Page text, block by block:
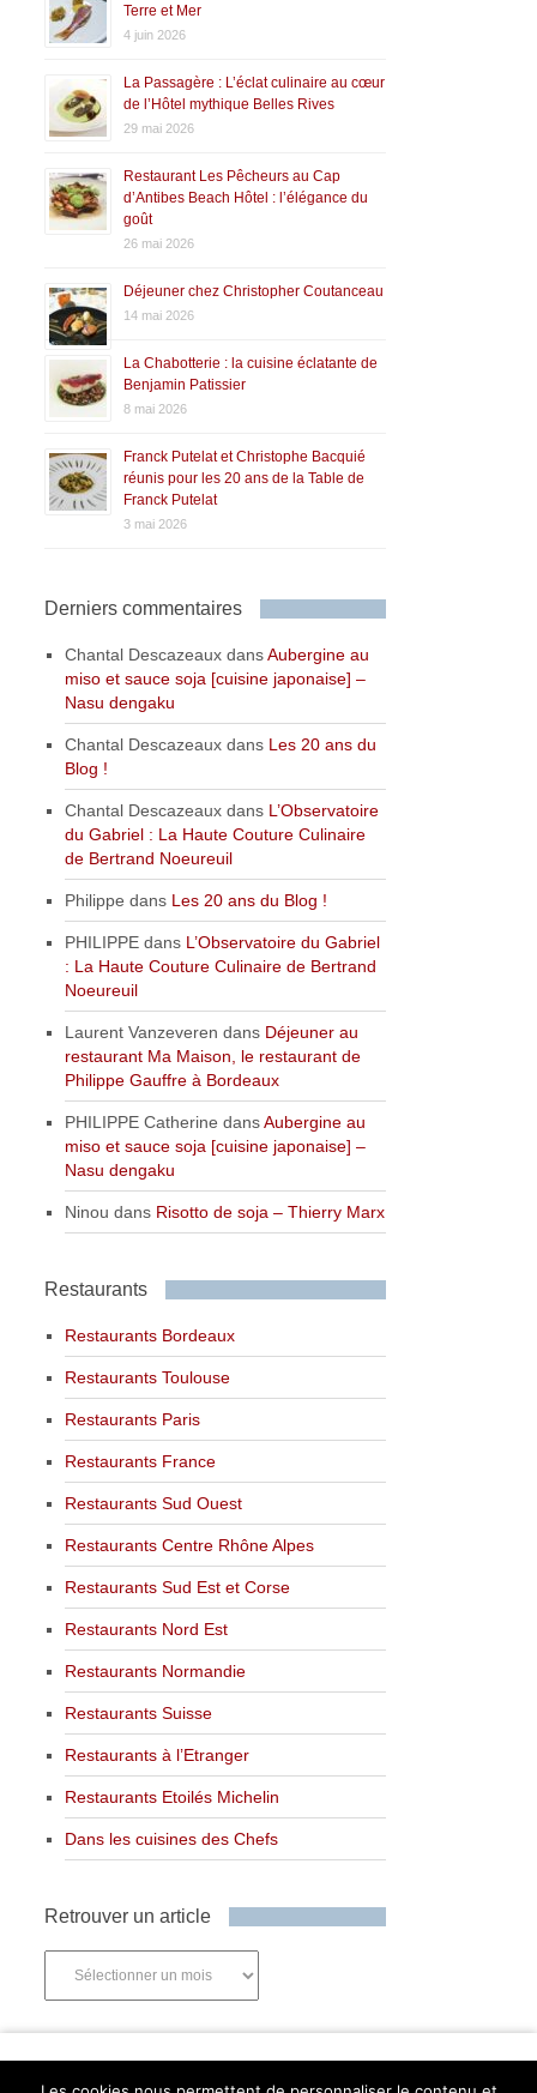
Terre et Mer
4 juin 2026
La Passagère : L’éclat culinaire au cœur
de l’Hôtel mythique Belles Rives
29 mai 2026
Restaurant Les Pêcheurs au Cap
d’Antibes Beach Hôtel : l’élégance du
goût
26 mai 2026
Déjeuner chez Christopher Coutanceau
14 mai 2026
La Chabotterie : la cuisine éclatante de
Benjamin Patissier
8 mai 2026
Franck Putelat et Christophe Bacquié
réunis pour les 20 ans de la Table de
Franck Putelat
3 mai 2026
Derniers commentaires
Chantal Descazeaux dansAubergine au
miso et sauce soja [cuisine japonaise] –
Nasu dengaku
Chantal Descazeaux dans Les 20 ans du
Blog !
Chantal Descazeaux dans L’Observatoire
du Gabriel : La Haute Couture Culinaire
de Bertrand Noeureuil
Philippe dans Les 20 ans du Blog !
PHILIPPE dans L’Observatoire du Gabriel
: La Haute Couture Culinaire de Bertrand
Noeureuil
Laurent Vanzeveren dans Déjeuner au
restaurant Ma Maison, le restaurant de
Philippe Gauffre à Bordeaux
PHILIPPE Catherine dansAubergine au
miso et sauce soja [cuisine japonaise] –
Nasu dengaku
Ninou dans Risotto de soja – Thierry Marx
Restaurants
Restaurants Bordeaux
Restaurants Toulouse
Restaurants Paris
Restaurants France
Restaurants Sud Ouest
Restaurants Centre Rhône Alpes
Restaurants Sud Est et Corse
Restaurants Nord Est
Restaurants Normandie
Restaurants Suisse
Restaurants à l’Etranger
Restaurants Etoilés Michelin
Dans les cuisines des Chefs
Retrouver un article